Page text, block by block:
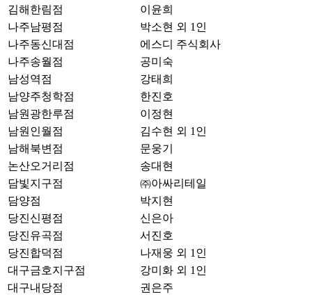
김해한림점
이윤희
나주남평점
박소현 외 1인
나주동신대점
에스디 주식회사
나주송월점
공미숙
남성역점
강태희
남양주청학점
한진호
남원광한루점
이정현
남원인월점
김수현 외 1인
남해북변점
문웅기
논산오거리점
송대현
담빛지구점
㈜아싸리테일
담양점
박지현
당진신평점
신은아
당진유곡점
서진호
당진합덕점
나재웅 외 1인
대구금호지구점
강미화 외 1인
대구내당점
권은주